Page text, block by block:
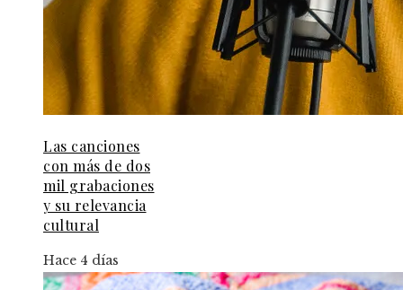
Las canciones
con más de dos
mil grabaciones
y su relevancia
cultural
Hace 4 días